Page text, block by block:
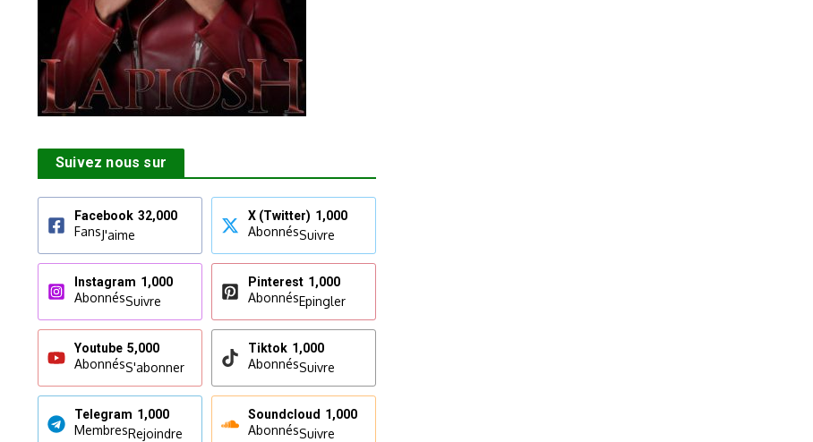
Suivez nous sur
Facebook 32,000
FansJ'aime
X (Twitter) 1,000
AbonnésSuivre
Instagram 1,000
AbonnésSuivre
Pinterest 1,000
AbonnésEpingler
Youtube 5,000
AbonnésS'abonner
Tiktok 1,000
AbonnésSuivre
Telegram 1,000
MembresRejoindre
Soundcloud 1,000
AbonnésSuivre